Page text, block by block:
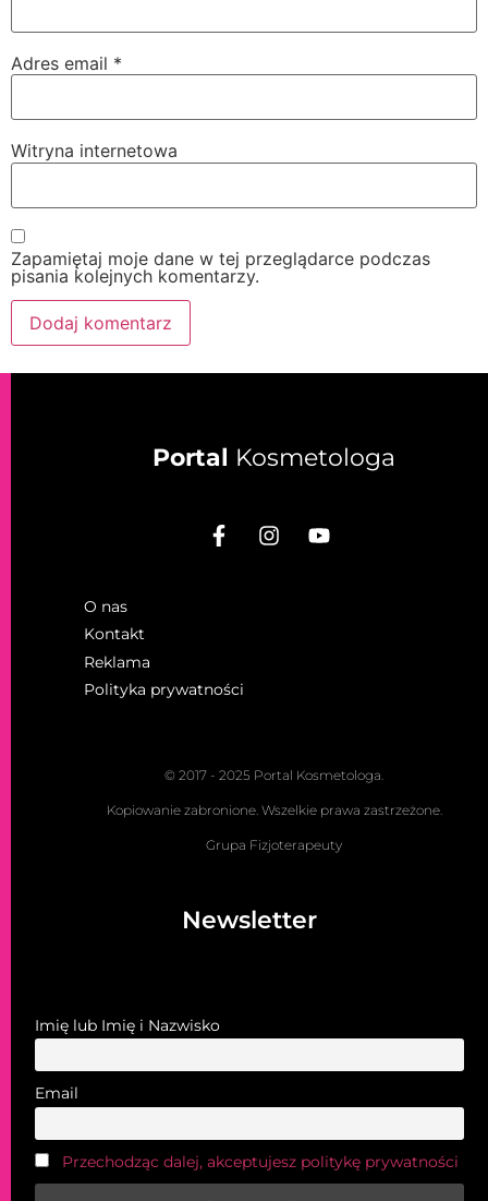
Adres email *
Witryna internetowa
Zapamiętaj moje dane w tej przeglądarce podczas
pisania kolejnych komentarzy.
Portal Kosmetologa
O nas
Kontakt
Reklama
Polityka prywatności
© 2017 - 2025 Portal Kosmetologa.
Kopiowanie zabronione. Wszelkie prawa zastrzeżone.
Grupa Fizjoterapeuty
Newsletter
Imię lub Imię i Nazwisko
Email
Przechodząc dalej, akceptujesz politykę prywatności